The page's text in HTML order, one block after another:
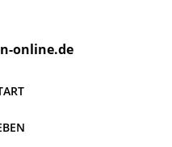
online.de